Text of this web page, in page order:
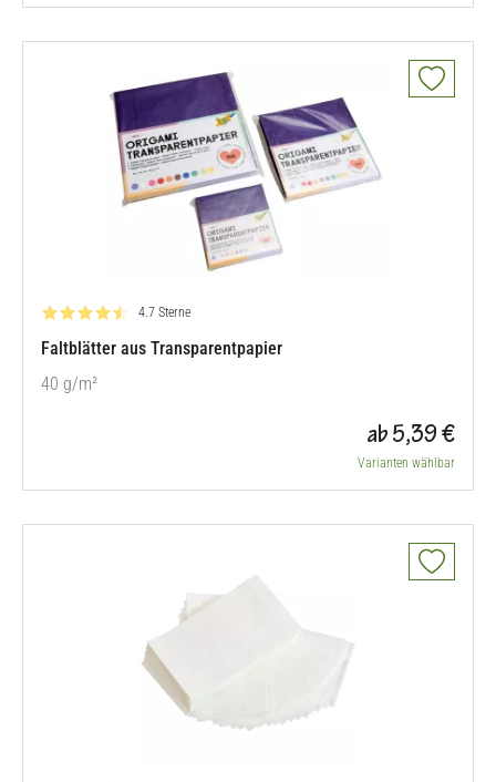
Bewertung: 4.7 von 5
4.7 Sterne
Faltblätter aus Transparentpapier
40 g/m²
ab 5,39 €
Varianten wählbar